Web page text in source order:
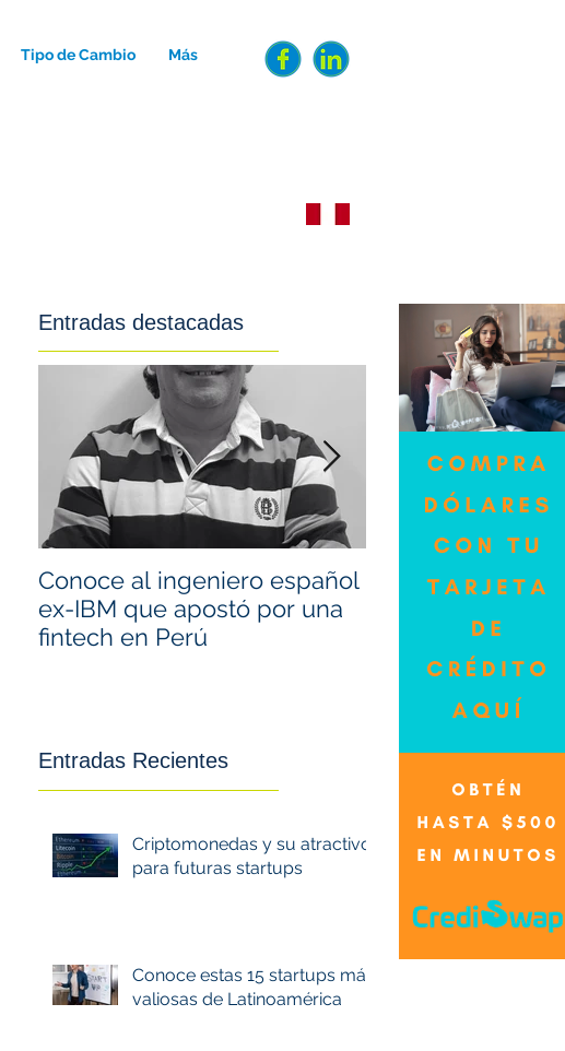
Tipo de Cambio Más
Entradas destacadas
Conoce al ingeniero español
ex-IBM que apostó por una
fintech en Perú
¿Cómo saber
Entradas Recientes
Criptomonedas y su atractivo
para futuras startups
Conoce estas 15 startups más
valiosas de Latinoamérica